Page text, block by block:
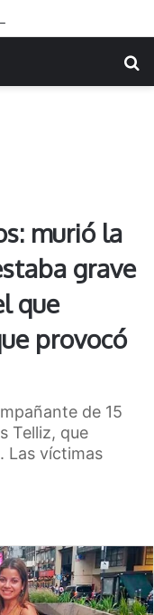
murió la
grave
que
provocó
de 15
Telliz, que
Las víctimas